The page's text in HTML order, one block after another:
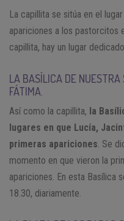
La capillita se sitúa en el
apariciones a los pastorcitos
capillita, hay un lugar
LA BASÍLICA DE NUESTRA
FÁTIMA.
Así como la capillita, la
lugares en que Lucía,
primeras apariciones . Se
momento en que vieron la
apariciones. En esta Basílica
18.30, diariamente.